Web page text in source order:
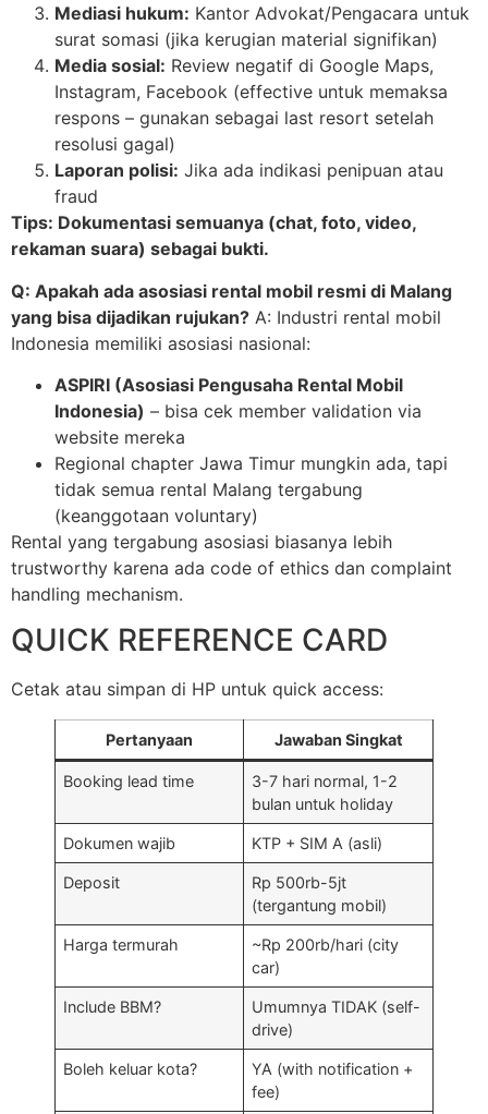
Mediasi hukum: Kantor Advokat/Pengacara untuk
surat somasi (jika kerugian material signifikan)
Media sosial: Review negatif di Google Maps,
Instagram, Facebook (effective untuk memaksa
respons – gunakan sebagai last resort setelah
resolusi gagal)
Laporan polisi: Jika ada indikasi penipuan atau
fraud
Tips: Dokumentasi semuanya (chat, foto, video,
rekaman suara) sebagai bukti.
Q: Apakah ada asosiasi rental mobil resmi di Malang
yang bisa dijadikan rujukan? A: Industri rental mobil
Indonesia memiliki asosiasi nasional:
ASPIRI (Asosiasi Pengusaha Rental Mobil
Indonesia) – bisa cek member validation via
website mereka
Regional chapter Jawa Timur mungkin ada, tapi
tidak semua rental Malang tergabung
(keanggotaan voluntary)
Rental yang tergabung asosiasi biasanya lebih
trustworthy karena ada code of ethics dan complaint
handling mechanism.
QUICK REFERENCE CARD
Cetak atau simpan di HP untuk quick access:
Pertanyaan Jawaban Singkat
Booking lead time
3-7 hari normal, 1-2
bulan untuk holiday
Dokumen wajib KTP + SIM A (asli)
Deposit
Rp 500rb-5jt
(tergantung mobil)
Harga termurah
~Rp 200rb/hari (city
car)
Include BBM?
Umumnya TIDAK (self-
drive)
Boleh keluar kota?
YA (with notification +
fee)